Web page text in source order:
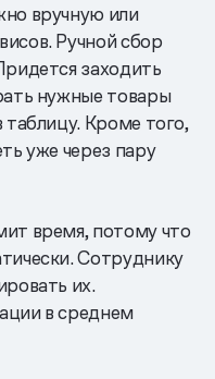
вручную или
Ручной сбор
заходить
нужные товары
Кроме того,
уже через пару
время, потому что
Сотруднику
их.
в среднем